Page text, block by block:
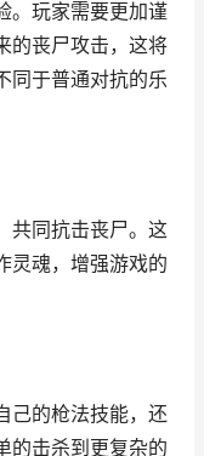
。玩家需要更加谨
的丧尸攻击，这将
同于普通对抗的乐
共同抗击丧尸。这
灵魂，增强游戏的
己的枪法技能，还
的击杀到更复杂的